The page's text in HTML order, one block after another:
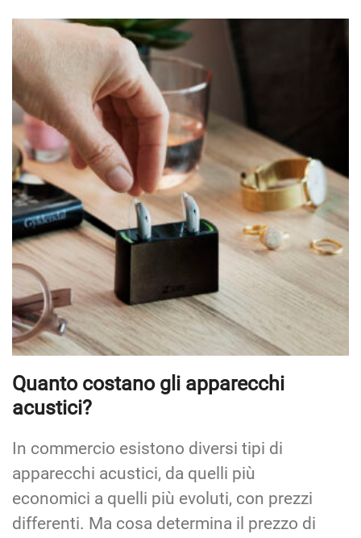
Quanto costano gli apparecchi
acustici?
In commercio esistono diversi tipi di
apparecchi acustici, da quelli più
economici a quelli più evoluti, con prezzi
differenti. Ma cosa determina il prezzo di